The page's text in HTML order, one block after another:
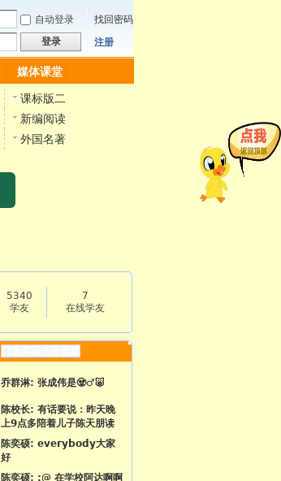
自动登录
找回密码
登录 注册
媒体课堂
课标版二
新编阅读
外国名著
5340
学友
7
在线学友
乔群淋: 张成伟是🧟♂🐷
陈校长: 有话要说：昨天晚
上9点多陪着儿子陈天朋读
陈奕硕: everybody大家
好
陈奕硕: :@ 在学校阿达啊啊